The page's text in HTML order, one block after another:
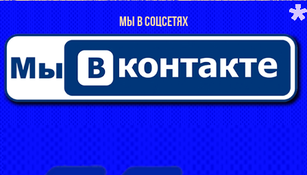
МЫ В СОЦСЕТЯХ